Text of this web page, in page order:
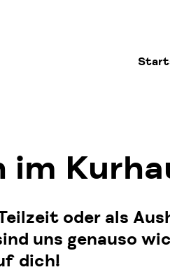
oder als
uns genauso
dich!